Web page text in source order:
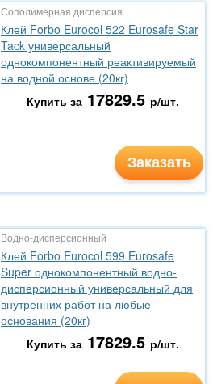
Сополимерная дисперсия
Клей Forbo Eurocol 522 Eurosafe Star
Tack универсальный
однокомпонентный реактивируемый
на водной основе (20кг)
Купить за 17829.5 р/шт.
Заказать
Водно-дисперсионный
Клей Forbo Eurocol 599 Eurosafe
Super однокомпонентный водно-
дисперсионный универсальный для
внутренних работ на любые
основания (20кг)
Купить за 17829.5 р/шт.